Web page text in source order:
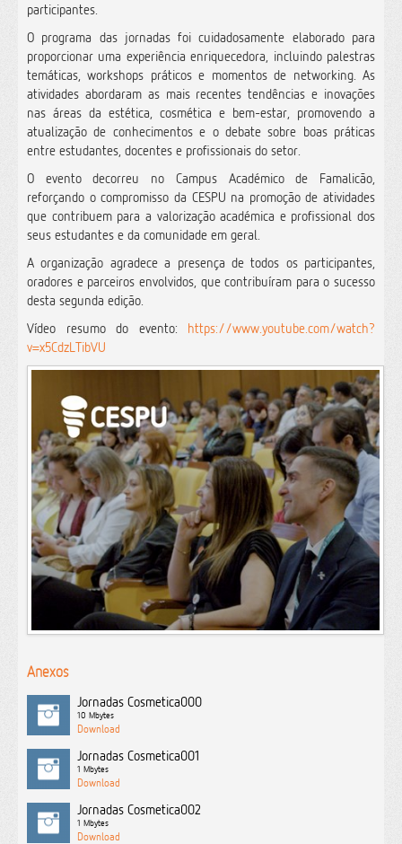
participantes.
O programa das jornadas foi cuidadosamente elaborado para
proporcionar uma experiência enriquecedora, incluindo palestras
temáticas, workshops práticos e momentos de networking. As
atividades abordaram as mais recentes tendências e inovações
nas áreas da estética, cosmética e bem-estar, promovendo a
atualização de conhecimentos e o debate sobre boas práticas
entre estudantes, docentes e profissionais do setor.
O evento decorreu no Campus Académico de Famalicão,
reforçando o compromisso da CESPU na promoção de atividades
que contribuem para a valorização académica e profissional dos
seus estudantes e da comunidade em geral.
A organização agradece a presença de todos os participantes,
oradores e parceiros envolvidos, que contribuíram para o sucesso
desta segunda edição.
Vídeo resumo do evento: https://www.youtube.com/watch?
v=x5CdzLTibVU
Anexos
Jornadas Cosmetica000
10 Mbytes
Jornadas Cosmetica001
1 Mbytes
Jornadas Cosmetica002
1 Mbytes